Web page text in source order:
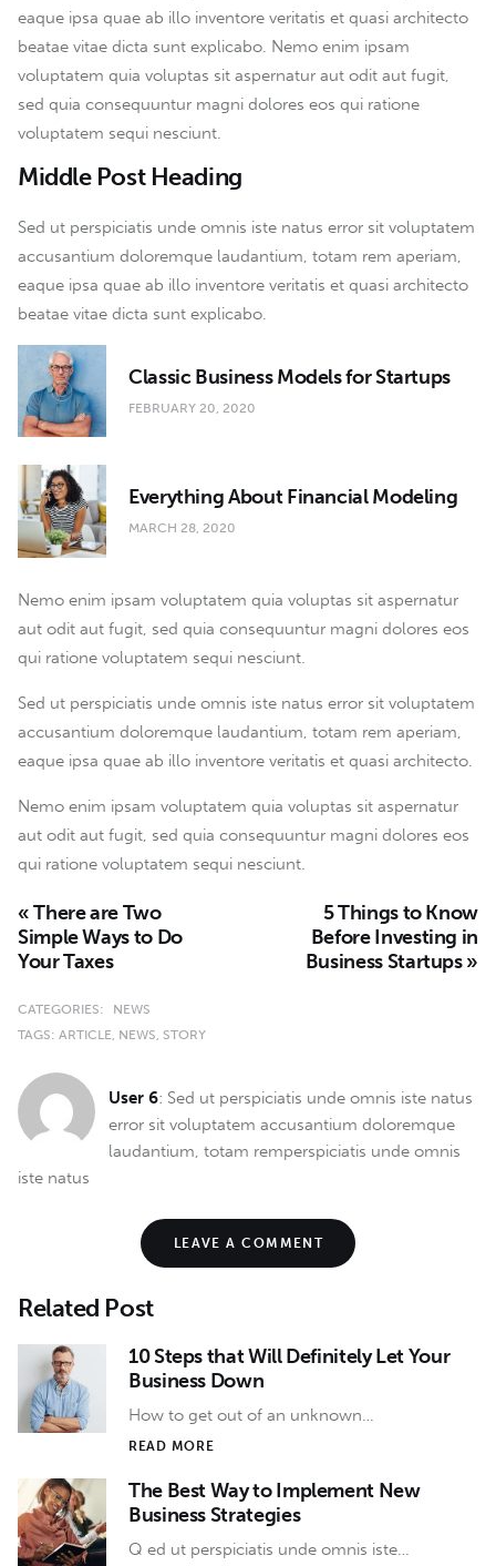
eaque ipsa quae ab illo inventore veritatis et quasi architecto
beatae vitae dicta sunt explicabo. Nemo enim ipsam
voluptatem quia voluptas sit aspernatur aut odit aut fugit,
sed quia consequuntur magni dolores eos qui ratione
voluptatem sequi nesciunt.
Middle Post Heading
Sed ut perspiciatis unde omnis iste natus error sit voluptatem
accusantium doloremque laudantium, totam rem aperiam,
eaque ipsa quae ab illo inventore veritatis et quasi architecto
beatae vitae dicta sunt explicabo.
Classic Business Models for Startups
FEBRUARY 20, 2020
Everything About Financial Modeling
MARCH 28, 2020
Nemo enim ipsam voluptatem quia voluptas sit aspernatur
aut odit aut fugit, sed quia consequuntur magni dolores eos
qui ratione voluptatem sequi nesciunt.
Sed ut perspiciatis unde omnis iste natus error sit voluptatem
accusantium doloremque laudantium, totam rem aperiam,
eaque ipsa quae ab illo inventore veritatis et quasi architecto.
Nemo enim ipsam voluptatem quia voluptas sit aspernatur
aut odit aut fugit, sed quia consequuntur magni dolores eos
qui ratione voluptatem sequi nesciunt.
5 Things to Know
Before Investing in
Business Startups »
« There are Two
Simple Ways to Do
Your Taxes
CATEGORIES:
NEWS
TAGS: ARTICLE NEWS STORY
User 6: Sed ut perspiciatis unde omnis iste natus
error sit voluptatem accusantium doloremque
laudantium, totam remperspiciatis unde omnis
iste natus
LEAVE A COMMENT
Related Post
10 Steps that Will Definitely Let Your
Business Down
How to get out of an unknown…
READ MORE
The Best Way to Implement New
Business Strategies
Q ed ut perspiciatis unde omnis iste…